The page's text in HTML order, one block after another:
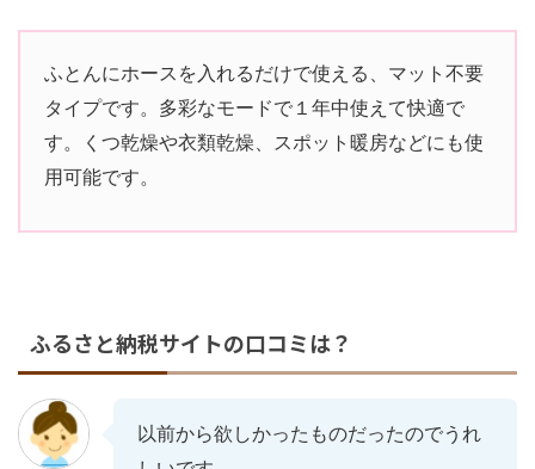
ふとんにホースを入れるだけで使える、マット不要
タイプです。多彩なモードで１年中使えて快適で
す。くつ乾燥や衣類乾燥、スポット暖房などにも使
用可能です。
ふるさと納税サイトの口コミは？
以前から欲しかったものだったのでうれ